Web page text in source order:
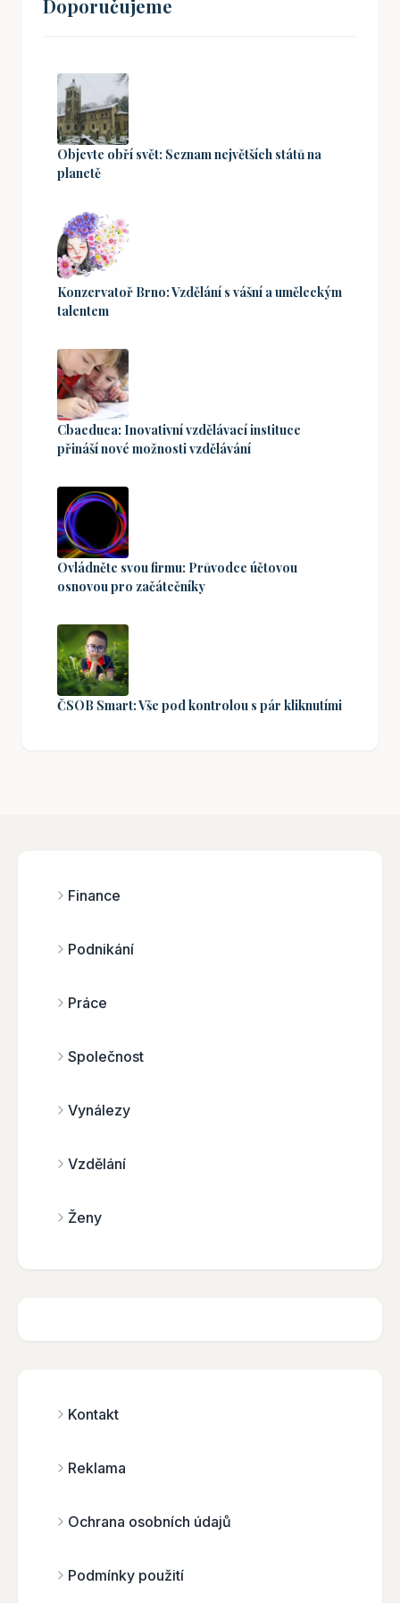
Doporučujeme
Objevte obří svět: Seznam největších států na
planetě
Konzervatoř Brno: Vzdělání s vášní a uměleckým
talentem
Cbaeduca: Inovativní vzdělávací instituce
přináší nové možnosti vzdělávání
Ovládněte svou firmu: Průvodce účtovou
osnovou pro začátečníky
ČSOB Smart: Vše pod kontrolou s pár kliknutími
Finance
Podnikání
Práce
Společnost
Vynálezy
Vzdělání
Ženy
Kontakt
Reklama
Ochrana osobních údajů
Podmínky použití